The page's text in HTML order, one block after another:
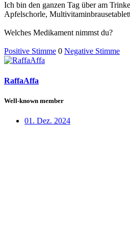
Ich bin den ganzen Tag über am
Apfelschorle,
Welches Medikament nimmst du?
Positive Stimme 0 Negative Stimme
RaffaAffa
Well-known member
01. Dez. 2024